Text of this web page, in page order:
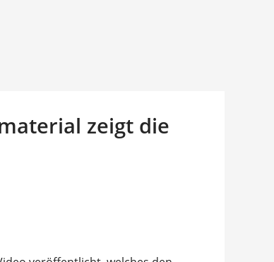
zeigt die